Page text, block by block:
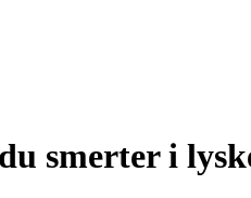
smerter i